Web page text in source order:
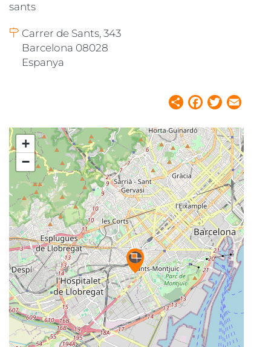
sants
Carrer de Sants, 343
Barcelona 08028
Espanya
ShareFacebook
Twitter
+
−